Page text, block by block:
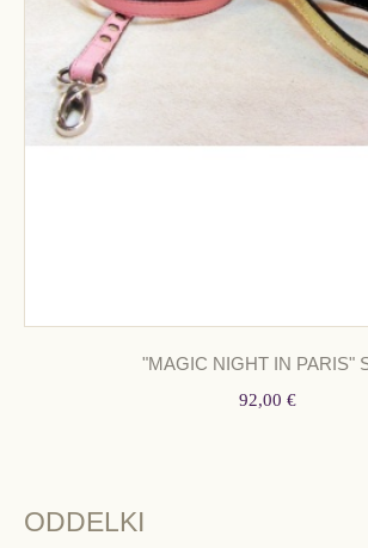
"MAGIC NIGHT IN PARIS"
92,00 €
ODDELKI